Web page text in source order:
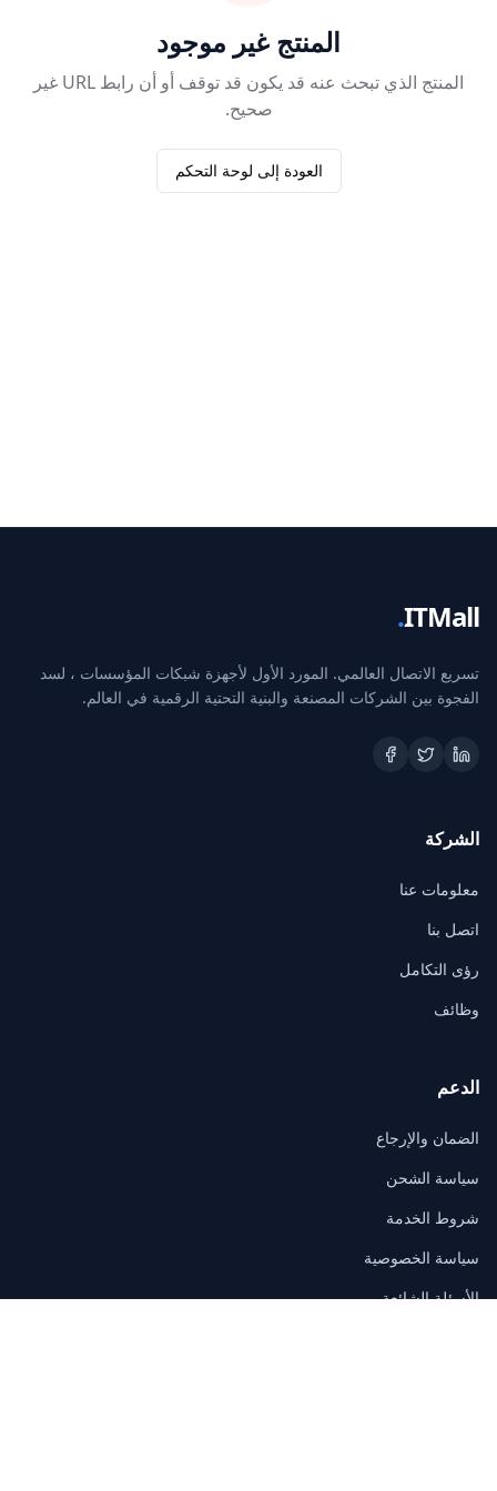
المنتج غير موجود
المنتج الذي تبحث عنه قد يكون قد توقف أو أن رابط URL غير
صحيح.
العودة إلى لوحة التحكم
ITMall
.
تسريع الاتصال العالمي. المورد الأول لأجهزة شبكات المؤسسات ، لسد
الفجوة بين الشركات المصنعة والبنية التحتية الرقمية في العالم.
الشركة
معلومات عنا
اتصل بنا
رؤى التكامل
وظائف
الدعم
الضمان والإرجاع
سياسة الشحن
شروط الخدمة
سياسة الخصوصية
الأسئلة الشائعة